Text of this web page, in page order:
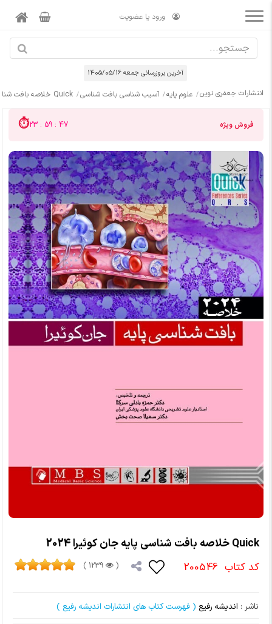
ورود یا عضویت
آخرین بروزرسانی جمعه 1405/05/16
انتشارات جعفری نوین علوم پایه آسیب شناسی بافت شناسی Quick خلاصه بافت شناسی پایه جان کوئیرا 2024
فروش ویژه 23 : 59 : 45
Quick خلاصه بافت شناسی پایه جان کوئیرا 2024
کد کتاب 200546
(
1239 )
ناشر : اندیشه رفیع ( فهرست کتاب های انتشارات اندیشه رفیع )